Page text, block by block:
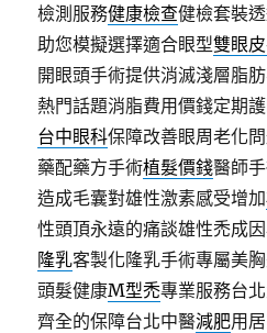
檢測服務健康檢查健檢套裝
助您模擬選擇適合眼型雙眼
開眼頭手術提供消滅淺層脂
熱門話題消脂費用價錢定期
台中眼科保障改善眼周老化
藥配藥方手術植髮價錢醫師
造成毛囊對雄性激素感受增加
性頭頂永遠的痛談雄性禿成
隆乳客製化隆乳手術專屬美
頭髮健康M型禿專業服務台
齊全的保障台北中醫減肥用